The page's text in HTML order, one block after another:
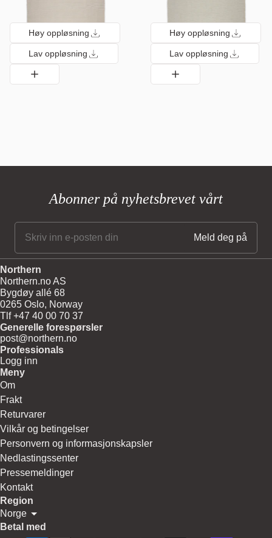
Høy oppløsning
Lav oppløsning
Høy oppløsning
Lav oppløsning
Abonner på nyhetsbrevet vårt
Northern
Northern.no AS
Bygdøy allé 68
0265 Oslo, Norway
Tlf +47 40 00 70 37
Generelle forespørsler
post@northern.no
Professionals
Logg inn
Meny
Om
Frakt
Returvarer
Vilkår og betingelser
Personvern og informasjonskapsler
Nedlastingssenter
Pressemeldinger
Kontakt
Region
Norge
Betal med